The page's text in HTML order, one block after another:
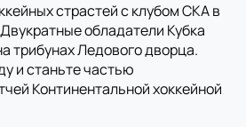
страстей с клубом СКА в
обладатели Кубка
трибунах Ледового дворца.
и станьте частью
Континентальной хоккейной